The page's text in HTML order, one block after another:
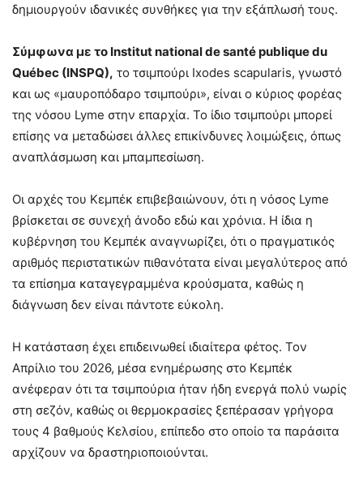
δημιουργούν ιδανικές συνθήκες για την εξάπλωσή τους.
Σύμφωνα με το Institut national de santé publique du
Québec (INSPQ), το τσιμπούρι Ixodes scapularis, γνωστό
και ως «μαυροπόδαρο τσιμπούρι», είναι ο κύριος φορέας
της νόσου Lyme στην επαρχία. Το ίδιο τσιμπούρι μπορεί
επίσης να μεταδώσει άλλες επικίνδυνες λοιμώξεις, όπως
αναπλάσμωση και μπαμπεσίωση.
Οι αρχές του Κεμπέκ επιβεβαιώνουν, ότι η νόσος Lyme
βρίσκεται σε συνεχή άνοδο εδώ και χρόνια. Η ίδια η
κυβέρνηση του Κεμπέκ αναγνωρίζει, ότι ο πραγματικός
αριθμός περιστατικών πιθανότατα είναι μεγαλύτερος από
τα επίσημα καταγεγραμμένα κρούσματα, καθώς η
διάγνωση δεν είναι πάντοτε εύκολη.
Η κατάσταση έχει επιδεινωθεί ιδιαίτερα φέτος. Τον
Απρίλιο του 2026, μέσα ενημέρωσης στο Κεμπέκ
ανέφεραν ότι τα τσιμπούρια ήταν ήδη ενεργά πολύ νωρίς
στη σεζόν, καθώς οι θερμοκρασίες ξεπέρασαν γρήγορα
τους 4 βαθμούς Κελσίου, επίπεδο στο οποίο τα παράσιτα
αρχίζουν να δραστηριοποιούνται.